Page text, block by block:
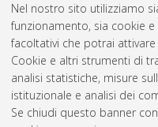
Nel nostro sito utilizziamo
funzionamento, sia cookie
facoltativi che potrai
Cookie e altri strumenti di
analisi statistiche, misure
istituzionale e analisi dei
Se chiudi questo banner
integrodifferenziale con
Liouville tramite risolventi
Bologna, Corso di Studio in
Questa lista e' stata